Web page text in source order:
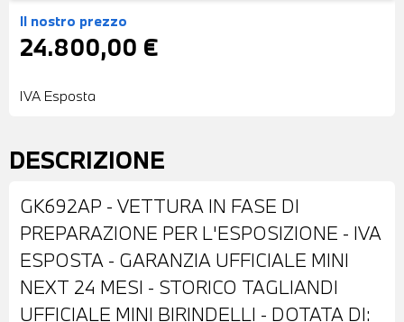
Il nostro prezzo
24.800,00 €
IVA Esposta
DESCRIZIONE
GK692AP - VETTURA IN FASE DI
PREPARAZIONE PER L'ESPOSIZIONE - IVA
ESPOSTA - GARANZIA UFFICIALE MINI
NEXT 24 MESI - STORICO TAGLIANDI
UFFICIALE MINI BIRINDELLI - DOTATA DI: